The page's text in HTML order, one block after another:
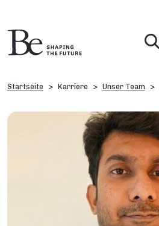
Startseite Karriere Unser Team